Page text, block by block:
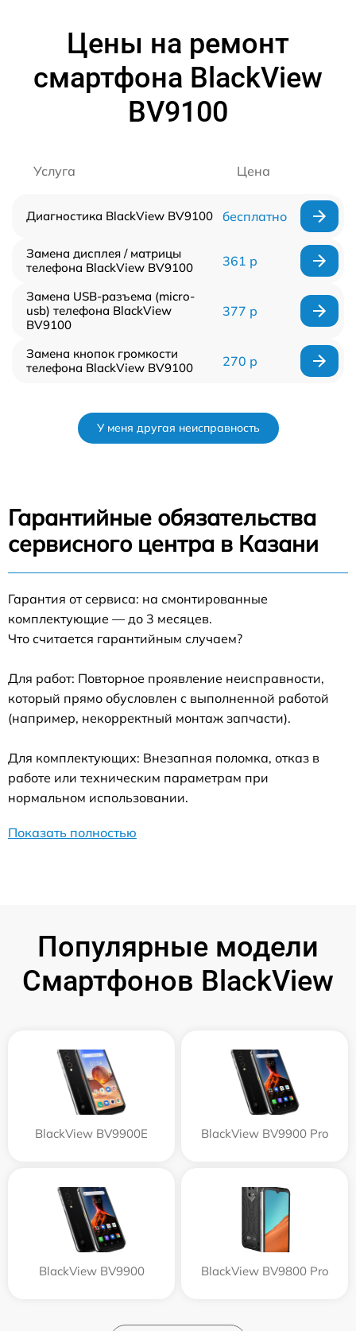
Цены на ремонт
смартфона BlackView
BV9100
Услуга Цена
Диагностика BlackView BV9100 бесплатно
Замена дисплея / матрицы
телефона BlackView BV9100
361 р
Замена USB-разъема (micro-
usb) телефона BlackView
BV9100
377 р
Замена кнопок громкости
телефона BlackView BV9100
270 р
У меня другая неисправность
Гарантийные обязательства
сервисного центра в Казани
Гарантия от сервиса: на смонтированные
комплектующие — до 3 месяцев.
Что считается гарантийным случаем?
Для работ: Повторное проявление неисправности,
который прямо обусловлен с выполненной работой
(например, некорректный монтаж запчасти).
Для комплектующих: Внезапная поломка, отказ в
работе или техническим параметрам при
нормальном использовании.
Показать полностью
Популярные модели
Смартфонов BlackView
BlackView BV9900E BlackView BV9900 Pro
BlackView BV9900 BlackView BV9800 Pro